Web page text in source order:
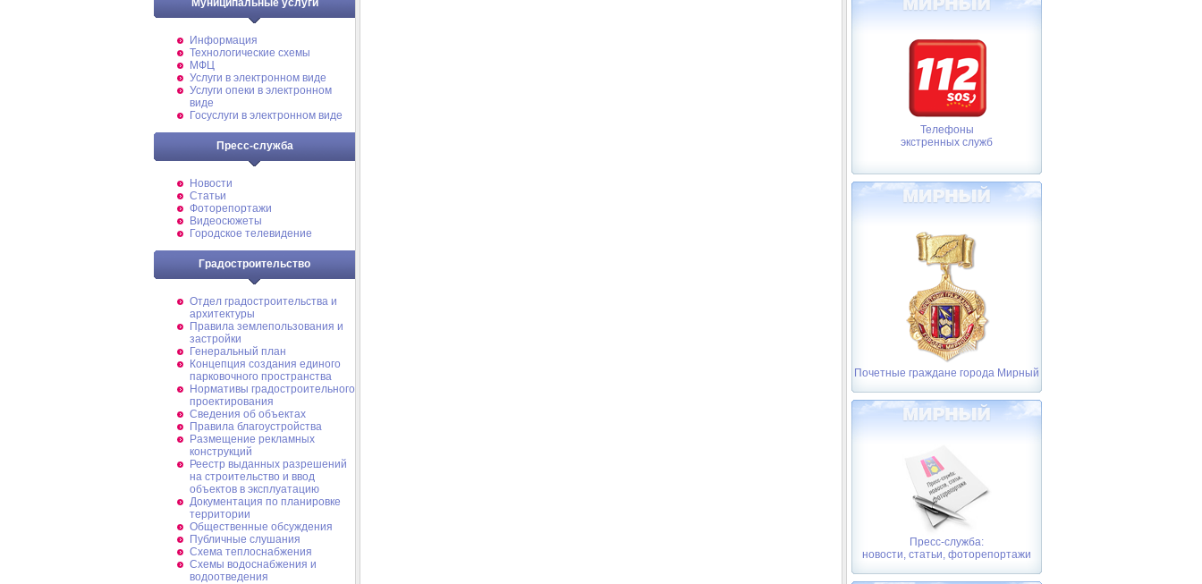
Муниципальные услуги
Информация
Технологические схемы
МФЦ
Услуги в электронном виде
Услуги опеки в электронном
виде
Госуслуги в электронном виде
Пресс-служба
Новости
Статьи
Фоторепортажи
Видеосюжеты
Городское телевидение
Градостроительство
Отдел градостроительства и
архитектуры
Правила землепользования и
застройки
Генеральный план
Концепция создания единого
парковочного пространства
Нормативы градостроительного
проектирования
Сведения об объектах
Правила благоустройства
Размещение рекламных
конструкций
Реестр выданных разрешений
на строительство и ввод
объектов в эксплуатацию
Документация по планировке
территории
Общественные обсуждения
Публичные слушания
Схема теплоснабжения
Схемы водоснабжения и
водоотведения
Телефоны
экстренных служб
Почетные граждане города Мирный
Пресс-служба:
новости, статьи, фоторепортажи